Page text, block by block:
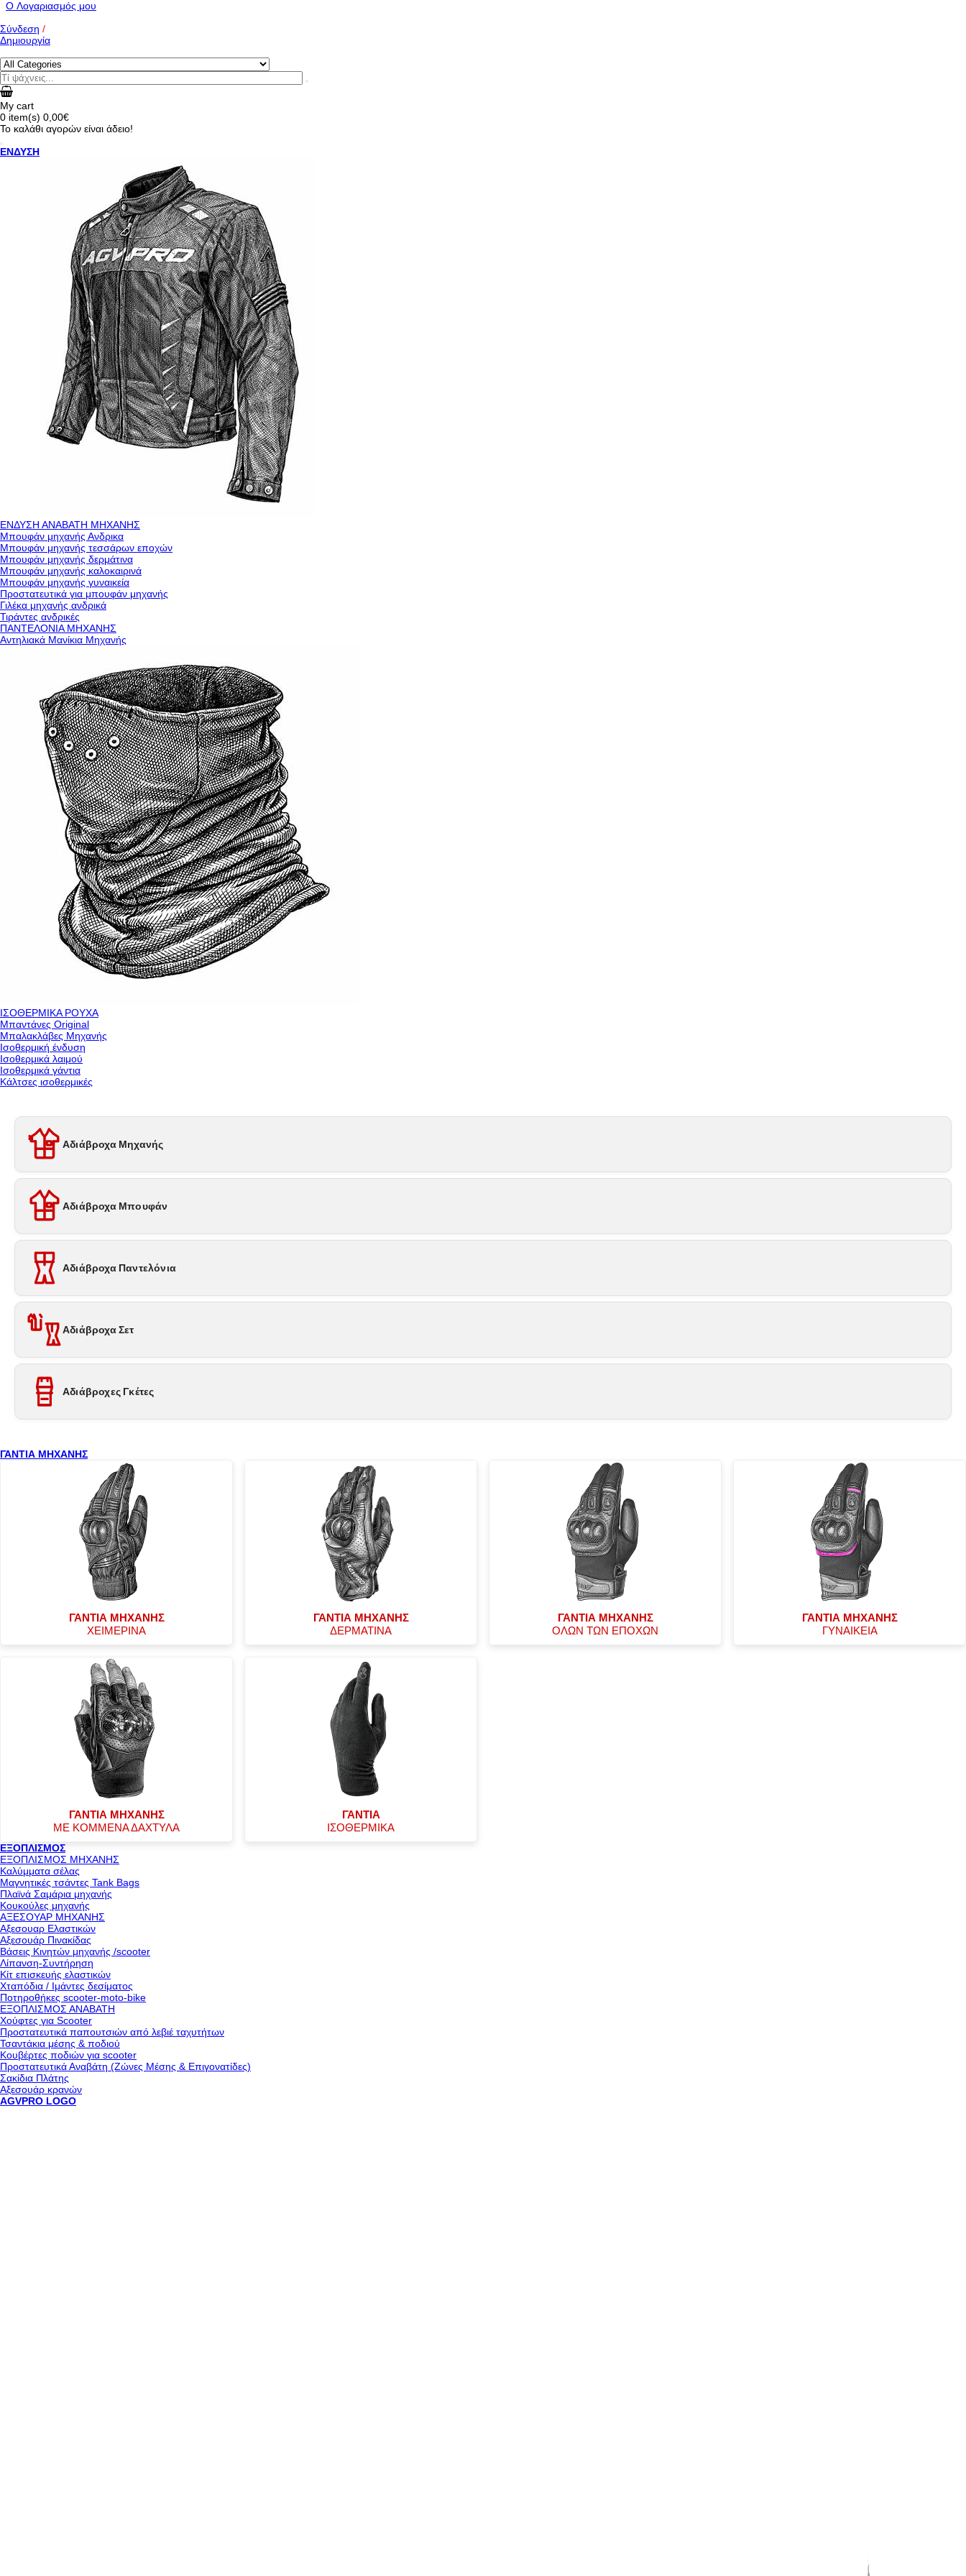
O Λογαριασμός μου
Σύνδεση /
Δημιουργία
My cart
0 item(s) 0,00€
Το καλάθι αγορών είναι άδειο!
ΕΝΔΥΣΗ
ΕΝΔΥΣΗ ΑΝΑΒΑΤΗ ΜΗΧΑΝΗΣ
Μπουφάν μηχανής Ανδρικα
Μπουφάν μηχανής τεσσάρων εποχών
Μπουφάν μηχανής δερμάτινα
Μπουφάν μηχανής καλοκαιρινά
Μπουφάν μηχανής γυναικεία
Προστατευτικά για μπουφάν μηχανής
Γιλέκα μηχανής ανδρικά
Τιράντες ανδρικές
ΠΑΝΤΕΛΟΝΙΑ ΜΗΧΑΝΗΣ
Αντηλιακά Μανίκια Μηχανής
ΙΣΟΘΕΡΜΙΚΑ ΡΟΥΧΑ
Μπαντάνες Original
Μπαλακλάβες Μηχανής
Ισοθερμική ένδυση
Ισοθερμικά λαιμού
Ισοθερμικά γάντια
Κάλτσες ισοθερμικές
Αδιάβροχα Μηχανής
Αδιάβροχα Μπουφάν
Αδιάβροχα Παντελόνια
Αδιάβροχα Σετ
Αδιάβροχες Γκέτες
ΓΑΝΤΙΑ ΜΗΧΑΝΗΣ
ΓΑΝΤΙΑ ΜΗΧΑΝΗΣ
ΧΕΙΜΕΡΙΝΑ
ΓΑΝΤΙΑ ΜΗΧΑΝΗΣ
ΔΕΡΜΑΤΙΝΑ
ΓΑΝΤΙΑ ΜΗΧΑΝΗΣ
ΟΛΩΝ ΤΩΝ ΕΠΟΧΩΝ
ΓΑΝΤΙΑ ΜΗΧΑΝΗΣ
ΓΥΝΑΙΚΕΙΑ
ΓΑΝΤΙΑ ΜΗΧΑΝΗΣ
ΜΕ ΚΟΜΜΕΝΑ ΔΑΧΤΥΛΑ
ΓΑΝΤΙΑ
ΙΣΟΘΕΡΜΙΚΑ
ΕΞΟΠΛΙΣΜΟΣ
ΕΞΟΠΛΙΣΜΟΣ ΜΗΧΑΝΗΣ
Καλύμματα σέλας
Μαγνητικές τσάντες Tank Bags
Πλαϊνά Σαμάρια μηχανής
Κουκούλες μηχανής
ΑΞΕΣΟΥΑΡ ΜΗΧΑΝΗΣ
Αξεσουαρ Ελαστικών
Αξεσουάρ Πινακίδας
Βάσεις Κινητών μηχανής /scooter
Λίπανση-Συντήρηση
Κίτ επισκευής ελαστικών
Χταπόδια / Ιμάντες δεσίματος
Ποτηροθήκες scooter-moto-bike
ΕΞΟΠΛΙΣΜΟΣ ΑΝΑΒΑΤΗ
Χούφτες για Scooter
Προστατευτικά παπουτσιών από λεβιέ ταχυτήτων
Τσαντάκια μέσης & ποδιού
Κουβέρτες ποδιών για scooter
Προστατευτικά Αναβάτη (Ζώνες Μέσης & Επιγονατίδες)
Σακίδια Πλάτης
Αξεσουάρ κρανών
AGVPRO LOGO